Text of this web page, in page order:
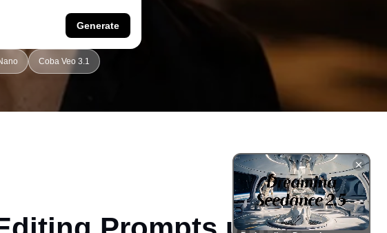
Generate
Coba Veo 3.1